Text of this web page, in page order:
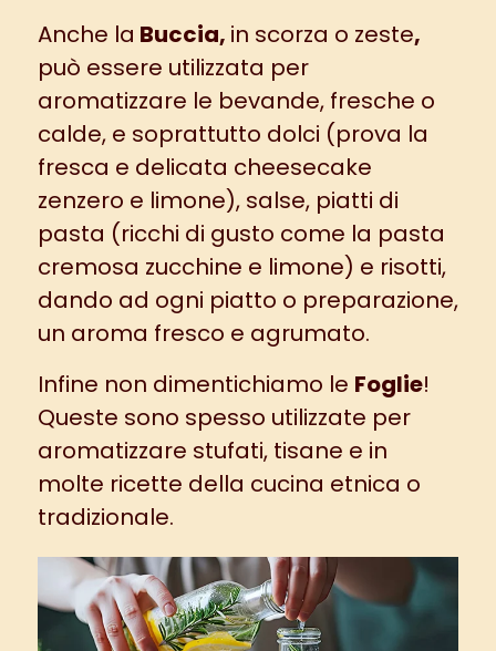
Anche la Buccia, in scorza o zeste,
può essere utilizzata per
aromatizzare le bevande, fresche o
calde, e soprattutto dolci (prova la
fresca e delicata cheesecake
zenzero e limone), salse, piatti di
pasta (ricchi di gusto come la pasta
cremosa zucchine e limone) e risotti,
dando ad ogni piatto o preparazione,
un aroma fresco e agrumato.
Infine non dimentichiamo le Foglie!
Queste sono spesso utilizzate per
aromatizzare stufati, tisane e in
molte ricette della cucina etnica o
tradizionale.